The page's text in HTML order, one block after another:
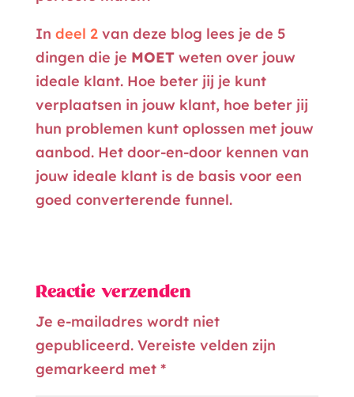
In deel 2van deze blog lees je de 5
dingen die je MOETweten over jouw
ideale klant. Hoe beter jij je kunt
verplaatsen in jouw klant, hoe beter jij
hun problemen kunt oplossen met jouw
aanbod. Het door-en-door kennen van
jouw ideale klant is de basis voor een
goed converterende funnel.
Reactie verzenden
Je e-mailadres wordt niet
gepubliceerd. Vereiste velden zijn
gemarkeerd met *